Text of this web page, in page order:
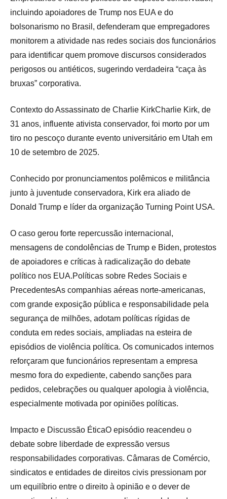
incluindo apoiadores de Trump nos EUA e do
bolsonarismo no Brasil, defenderam que empregadores
monitorem a atividade nas redes sociais dos funcionários
para identificar quem promove discursos considerados
perigosos ou antiéticos, sugerindo verdadeira “caça às
bruxas” corporativa.
Contexto do Assassinato de Charlie KirkCharlie Kirk, de
31 anos, influente ativista conservador, foi morto por um
tiro no pescoço durante evento universitário em Utah em
10 de setembro de 2025.
Conhecido por pronunciamentos polêmicos e militância
junto à juventude conservadora, Kirk era aliado de
Donald Trump e líder da organização Turning Point USA.
O caso gerou forte repercussão internacional,
mensagens de condolências de Trump e Biden, protestos
de apoiadores e críticas à radicalização do debate
político nos EUA.Políticas sobre Redes Sociais e
PrecedentesAs companhias aéreas norte-americanas,
com grande exposição pública e responsabilidade pela
segurança de milhões, adotam políticas rígidas de
conduta em redes sociais, ampliadas na esteira de
episódios de violência política. Os comunicados internos
reforçaram que funcionários representam a empresa
mesmo fora do expediente, cabendo sanções para
pedidos, celebrações ou qualquer apologia à violência,
especialmente motivada por opiniões políticas.
Impacto e Discussão ÉticaO episódio reacendeu o
debate sobre liberdade de expressão versus
responsabilidades corporativas. Câmaras de Comércio,
sindicatos e entidades de direitos civis pressionam por
um equilíbrio entre o direito à opinião e o dever de